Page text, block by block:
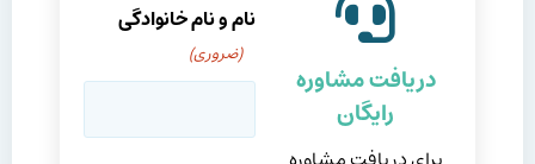
دریافت مشاوره
رایگان
نام و نام خانوادگی
(ضروری)